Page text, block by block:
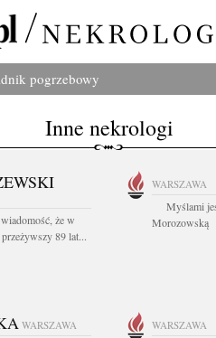
pogrzebowy
Inne nekrologi
że w
89 lat...
WARSZAWA
Myślami
Morozowską
WARSZAWA WARSZAWA